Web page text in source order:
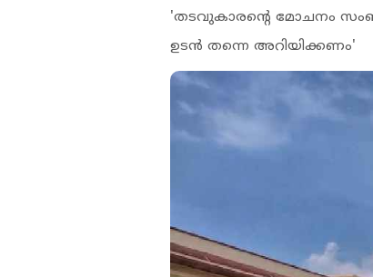
'തടവുകാരന്റെ മോചനം
ഉടന്‍ തന്നെ അറിയിക്കണം'